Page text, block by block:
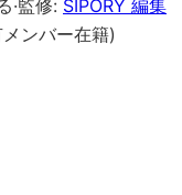
·監修: SIPORY 編集
ンバー在籍)